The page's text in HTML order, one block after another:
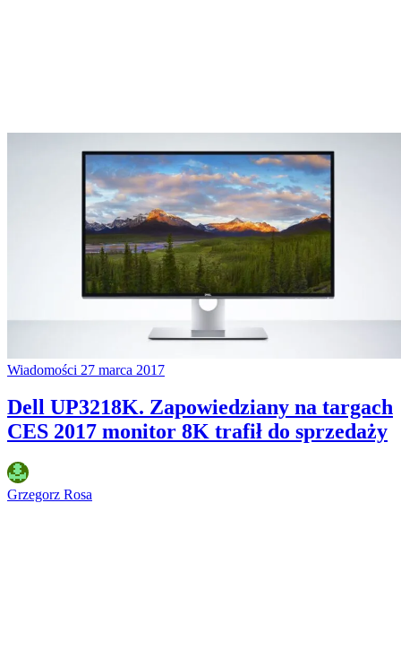
Wiadomości 27 marca 2017
Dell UP3218K. Zapowiedziany na targach
CES 2017 monitor 8K trafił do sprzedaży
Grzegorz Rosa